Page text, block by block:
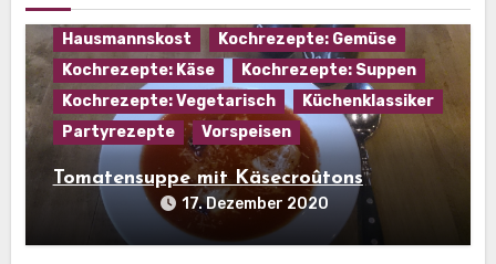
Hausmannskost
Kochrezepte: Gemüse
Kochrezepte: Käse
Kochrezepte: Suppen
Kochrezepte: Vegetarisch
Küchenklassiker
Partyrezepte
Vorspeisen
Tomatensuppe mit Käsecroûtons
17. Dezember 2020